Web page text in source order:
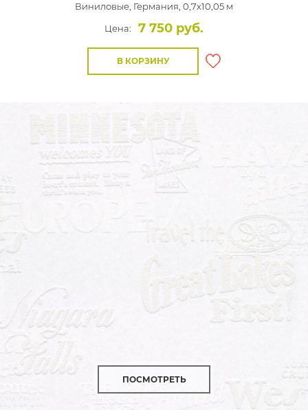
Виниловые, Германия, 0,7x10,05 м
Цена:
7 750 руб.
В КОРЗИНУ
ПОСМОТРЕТЬ